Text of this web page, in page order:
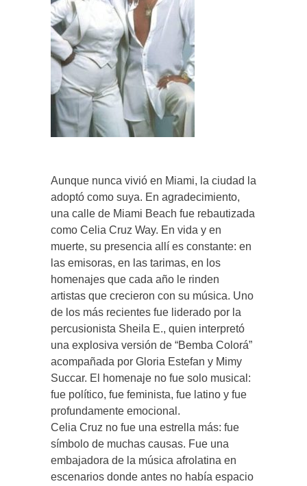
Aunque nunca vivió en Miami, la ciudad la
adoptó como suya. En agradecimiento,
una calle de Miami Beach fue rebautizada
como Celia Cruz Way. En vida y en
muerte, su presencia allí es constante: en
las emisoras, en las tarimas, en los
homenajes que cada año le rinden
artistas que crecieron con su música. Uno
de los más recientes fue liderado por la
percusionista Sheila E., quien interpretó
una explosiva versión de “Bemba Colorá”
acompañada por Gloria Estefan y Mimy
Succar. El homenaje no fue solo musical:
fue político, fue feminista, fue latino y fue
profundamente emocional.
Celia Cruz no fue una estrella más: fue
símbolo de muchas causas. Fue una
embajadora de la música afrolatina en
escenarios donde antes no había espacio